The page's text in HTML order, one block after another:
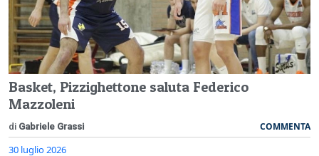
Basket, Pizzighettone saluta Federico
Mazzoleni
di Gabriele Grassi COMMENTA
30 luglio 2026